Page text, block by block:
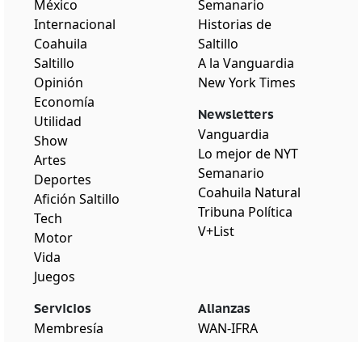
México
Internacional
Coahuila
Saltillo
Opinión
Economía
Utilidad
Show
Artes
Deportes
Afición Saltillo
Tech
Motor
Vida
Juegos
Semanario
Historias de
Saltillo
A la Vanguardia
New York Times
Newsletters
Vanguardia
Lo mejor de NYT
Semanario
Coahuila Natural
Tribuna Política
V+List
Servicios
Membresía
Alianzas
WAN-IFRA